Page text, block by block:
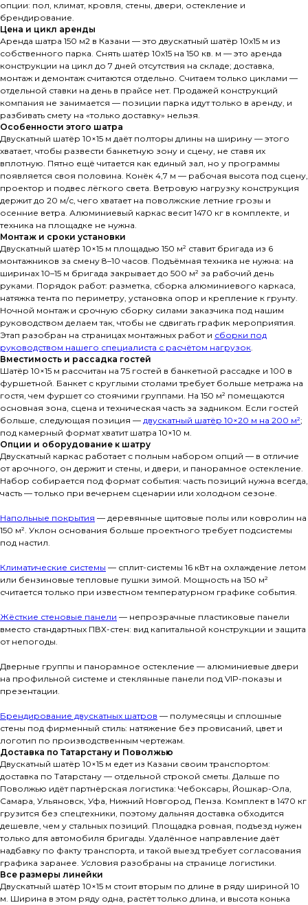
опции: пол, климат, кровля, стены, двери, остекление и
брендирование.
Цена и цикл аренды
Аренда шатра 150 м2 в Казани — это двускатный шатёр 10х15 м из
собственного парка. Снять шатёр 10х15 на 150 кв. м — это аренда
конструкции на цикл до 7 дней отсутствия на складе; доставка,
монтаж и демонтаж считаются отдельно. Считаем только циклами —
отдельной ставки на день в прайсе нет. Продажей конструкций
компания не занимается — позиции парка идут только в аренду, и
разбивать смету на «только доставку» нельзя.
Особенности этого шатра
Двускатный шатёр 10×15 м даёт полторы длины на ширину — этого
хватает, чтобы развести банкетную зону и сцену, не ставя их
вплотную. Пятно ещё читается как единый зал, но у программы
появляется своя половина. Конёк 4,7 м — рабочая высота под сцену,
проектор и подвес лёгкого света. Ветровую нагрузку конструкция
держит до 20 м/с, чего хватает на поволжские летние грозы и
осенние ветра. Алюминиевый каркас весит 1470 кг в комплекте, и
техника на площадке не нужна.
Монтаж и сроки установки
Двускатный шатёр 10×15 м площадью 150 м² ставит бригада из 6
монтажников за смену 8–10 часов. Подъёмная техника не нужна: на
ширинах 10–15 м бригада закрывает до 500 м² за рабочий день
руками. Порядок работ: разметка, сборка алюминиевого каркаса,
натяжка тента по периметру, установка опор и крепление к грунту.
Ночной монтаж и срочную сборку силами заказчика под нашим
руководством делаем так, чтобы не сдвигать график мероприятия.
Этап разобран на страницах монтажных работ и сборки под
руководством нашего специалиста с расчётом нагрузок.
Вместимость и рассадка гостей
Шатёр 10×15 м рассчитан на 75 гостей в банкетной рассадке и 100 в
фуршетной. Банкет с круглыми столами требует больше метража на
гостя, чем фуршет со стоячими группами. На 150 м² помещаются
основная зона, сцена и техническая часть за задником. Если гостей
больше, следующая позиция — двускатный шатёр 10×20 м на 200 м²;
под камерный формат хватит шатра 10×10 м.
Опции и оборудование к шатру
Двускатный каркас работает с полным набором опций — в отличие
от арочного, он держит и стены, и двери, и панорамное остекление.
Набор собирается под формат события: часть позиций нужна всегда,
часть — только при вечернем сценарии или холодном сезоне.
Напольные покрытия — деревянные щитовые полы или ковролин на
150 м². Уклон основания больше проектного требует подсистемы
под настил.
Климатические системы — сплит-системы 16 кВт на охлаждение летом
или бензиновые тепловые пушки зимой. Мощность на 150 м²
считается только при известном температурном графике события.
Жёсткие стеновые панели — непрозрачные пластиковые панели
вместо стандартных ПВХ-стен: вид капитальной конструкции и защита
от непогоды.
Дверные группы и панорамное остекление — алюминиевые двери
на профильной системе и стеклянные панели под VIP-показы и
презентации.
Брендирование двускатных шатров — полумесяцы и сплошные
стены под фирменный стиль: натяжение без провисаний, цвет и
логотип по производственным чертежам.
Доставка по Татарстану и Поволжью
Двускатный шатёр 10×15 м едет из Казани своим транспортом:
доставка по Татарстану — отдельной строкой сметы. Дальше по
Поволжью идёт партнёрская логистика: Чебоксары, Йошкар-Ола,
Самара, Ульяновск, Уфа, Нижний Новгород, Пенза. Комплект в 1470 кг
грузится без спецтехники, поэтому дальняя доставка обходится
дешевле, чем у стальных позиций. Площадка ровная, подъезд нужен
только для автомобиля бригады. Удалённое направление даёт
надбавку по факту транспорта, и такой выезд требует согласования
графика заранее. Условия разобраны на странице логистики.
Все размеры линейки
Двускатный шатёр 10×15 м стоит вторым по длине в ряду шириной 10
м. Ширина в этом ряду одна, растёт только длина, и высота конька